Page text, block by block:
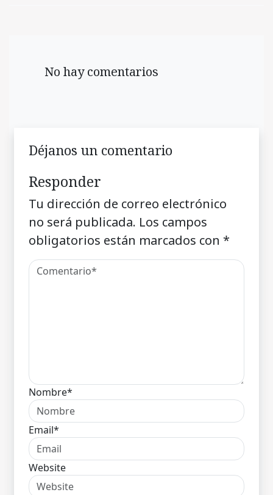
No hay comentarios
Déjanos un comentario
Responder
Tu dirección de correo electrónico
no será publicada. Los campos
obligatorios están marcados con *
Nombre*
Email*
Website